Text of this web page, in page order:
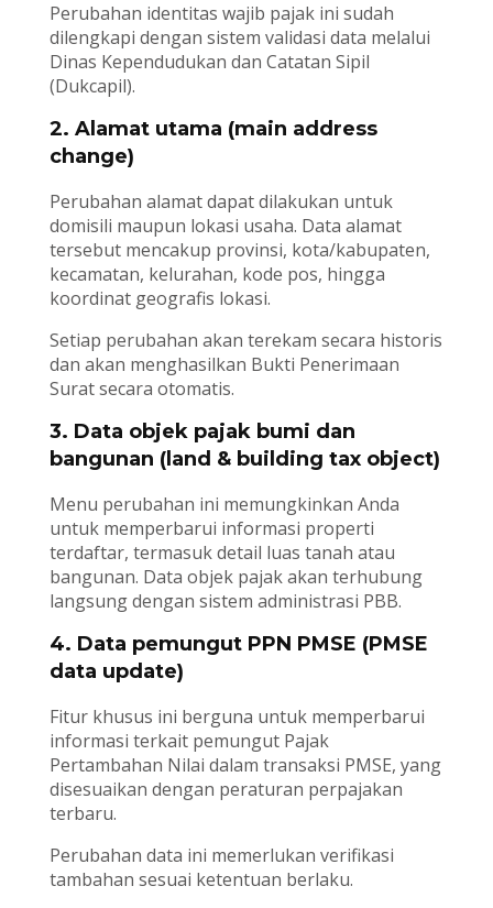
Perubahan identitas wajib pajak ini sudah
dilengkapi dengan sistem validasi data melalui
Dinas Kependudukan dan Catatan Sipil
(Dukcapil).
2. Alamat utama (main address
change)
Perubahan alamat dapat dilakukan untuk
domisili maupun lokasi usaha. Data alamat
tersebut mencakup provinsi, kota/kabupaten,
kecamatan, kelurahan, kode pos, hingga
koordinat geografis lokasi.
Setiap perubahan akan terekam secara historis
dan akan menghasilkan Bukti Penerimaan
Surat secara otomatis.
3. Data objek pajak bumi dan
bangunan (land & building tax object)
Menu perubahan ini memungkinkan Anda
untuk memperbarui informasi properti
terdaftar, termasuk detail luas tanah atau
bangunan. Data objek pajak akan terhubung
langsung dengan sistem administrasi PBB.
4. Data pemungut PPN PMSE (PMSE
data update)
Fitur khusus ini berguna untuk memperbarui
informasi terkait pemungut Pajak
Pertambahan Nilai dalam transaksi PMSE, yang
disesuaikan dengan peraturan perpajakan
terbaru.
Perubahan data ini memerlukan verifikasi
tambahan sesuai ketentuan berlaku.